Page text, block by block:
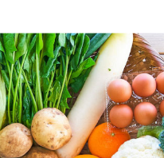
【全3回定期便】壱岐産食材
壱岐産食材詰め合わせBOX「野菜」
【全3回定期便】壱岐産食材詰め